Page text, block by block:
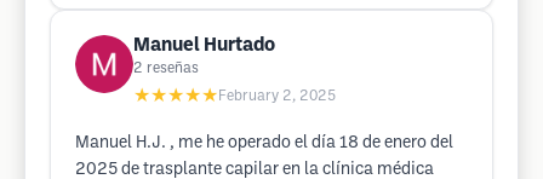
Manuel Hurtado
2 reseñas
★★★★★ February 2, 2025
Manuel H.J. , me he operado el día 18 de enero del
2025 de trasplante capilar en la clínica médica